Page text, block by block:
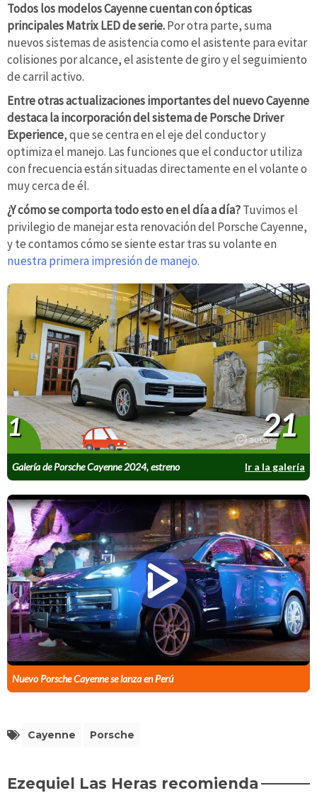
Todos los modelos Cayenne cuentan con ópticas
principales Matrix LED de serie.Por otra parte, suma
nuevos sistemas de asistencia como el asistente para evitar
colisiones por alcance, el asistente de giro y el seguimiento
de carril activo.
Entre otras actualizaciones importantes del nuevo Cayenne
destaca la incorporación del sistema de Porsche Driver
Experience, que se centra en el eje del conductor y
optimiza el manejo. Las funciones que el conductor utiliza
con frecuencia están situadas directamente en el volante o
muy cerca de él.
¿Y cómo se comporta todo esto en el día a día?Tuvimos el
privilegio de manejar esta renovación del Porsche Cayenne,
y te contamos cómo se siente estar tras su volante en
nuestra primera impresión de manejo.
Galería de Porsche Cayenne 2024, estreno
regional
Ir a la galería
1 21
Nuevo Porsche Cayenne se lanza en Perú
Cayenne Porsche
Ezequiel Las Heras recomienda